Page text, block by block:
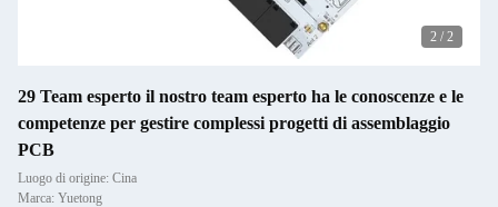
2 / 2
29 Team esperto il nostro team esperto ha le conoscenze e le
competenze per gestire complessi progetti di assemblaggio
PCB
Luogo di origine: Cina
Marca: Yuetong